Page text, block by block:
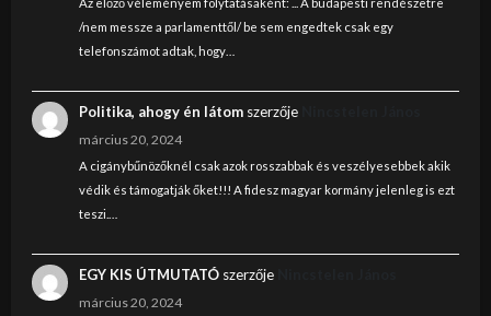
Az előző véleményem folytatásaként: ... A budapesti rendészetre
/nem messze a parlamenttől/ be sem engedtek csak egy
telefonszámot adtak, hogy…
Politika, ahogy én látomszerzője
március 20, 2024
A cigánybűnözőknél csak azok rosszabbak és veszélyesebbek akik
védik és támogatják őket!!! A fidesz magyar kormány jelenleg is ezt
teszi.…
EGY KIS ÚTMUTATÓszerzője
március 20, 2024